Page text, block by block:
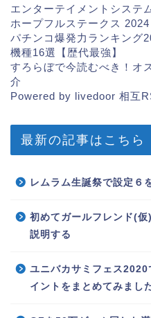
エンターテイメントシステ
ホープフルステークス
パチンコ爆発力ランキング
機種16選【歴代最強】
すろらぼで今読むべき！オ
介
Powered by livedoor 相互
最新の記事はこちら
レムラム生誕祭で設定６
初めてガールフレンド(
説明する
ユニバカサミフェス
イントをまとめてみまし